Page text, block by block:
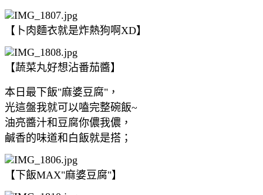
【卜肉麵衣就是炸熱狗啊XD】
【蔬菜丸好想沾番茄醬】
本日最下飯"麻婆豆腐"，
光這盤我就可以嗑完整碗飯~
油亮醬汁和豆腐你儂我儂，
鹹香的味道和白飯就是搭；
【下飯MAX"麻婆豆腐"】